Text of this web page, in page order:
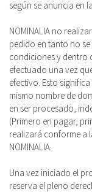
según se anuncia en
NOMINALIA no
pedido en tanto no
condiciones y dentro
efectuado una vez
efectivo. Esto
mismo nombre de
en ser procesado,
(Primero en pagar,
realizará conforme a
NOMINALIA.
Una vez iniciado el
reserva el pleno